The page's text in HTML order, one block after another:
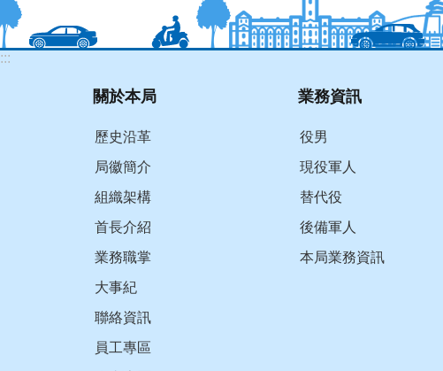
:::
關於本局
歷史沿革
局徽簡介
組織架構
首長介紹
業務職掌
大事紀
聯絡資訊
員工專區
業務資訊
役男
現役軍人
替代役
後備軍人
本局業務資訊